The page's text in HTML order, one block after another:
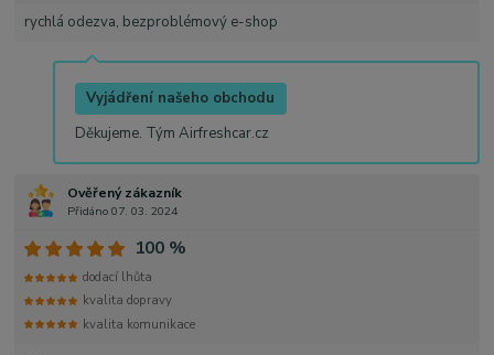
rychlá odezva, bezproblémový e-shop
Vyjádření našeho obchodu
Děkujeme. Tým Airfreshcar.cz
Ověřený zákazník
Přidáno 07. 03. 2024
100 %
dodací lhůta
kvalita dopravy
kvalita komunikace